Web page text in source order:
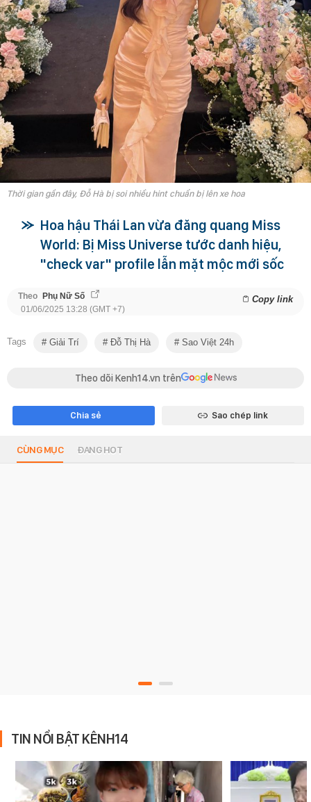
Thời gian gần đây, Đỗ Hà bị soi nhiều hint chuẩn bị lên xe hoa
Hoa hậu Thái Lan vừa đăng quang Miss
World: Bị Miss Universe tước danh hiệu,
"check var" profile lẫn mặt mộc mới sốc
Theo Phụ Nữ Số Copy link
01/06/2025 13:28 (GMT +7)
Tags Giải Trí Đỗ Thị Hà Sao Việt 24h
Theo dõi Kenh14.vn trên
Chia sẻ Sao chép link
CÙNG MỤC ĐANG HOT
TIN NỔI BẬT KÊNH14